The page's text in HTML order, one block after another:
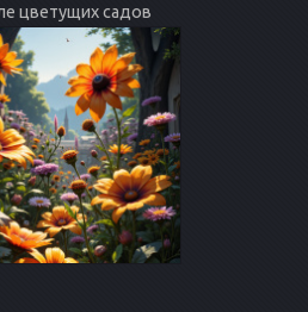
цветущих садов